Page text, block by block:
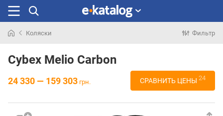
раньше
Коляски Фильтр
Cybex Melio Carbon
24 330 — 159 303 грн. СРАВНИТЬ ЦЕНЫ 24